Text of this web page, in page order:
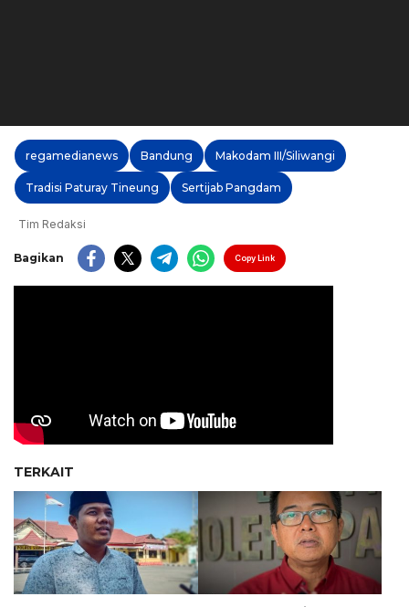
regamedianews Bandung Makodam III/Siliwangi
Tradisi Paturay Tineung Sertijab Pangdam
Tim Redaksi
Bagikan Copy Link
TERKAIT